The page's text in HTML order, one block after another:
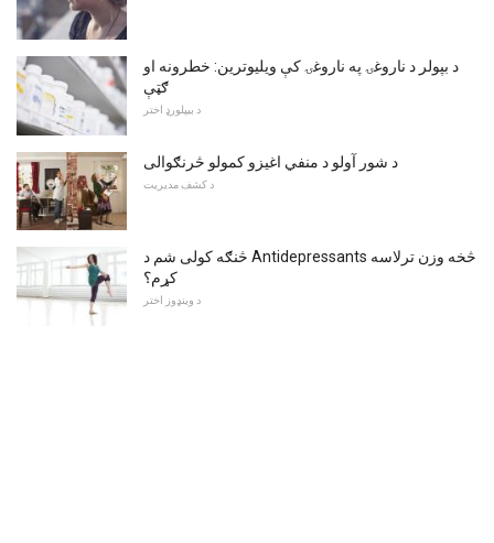
د بپولر د ناروغۍ په ناروغۍ کې ویلیوترین: خطرونه او
ګټې
د بیپلورډ اختر
د شور آولو د منفي اغیزو کمولو څرنګوالی
د کشف مدیریت
څنګه کولی شم د Antidepressants څخه وزن ترلاسه
کړم؟
د وینډوز اختر